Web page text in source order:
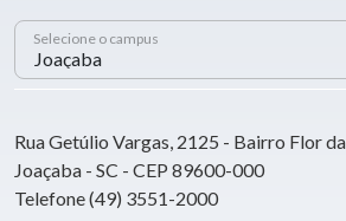
Selecione o campus
Rua Getúlio Vargas, 2125 - Bairro Flor
Joaçaba - SC - CEP 89600-000
Telefone (49) 3551-2000